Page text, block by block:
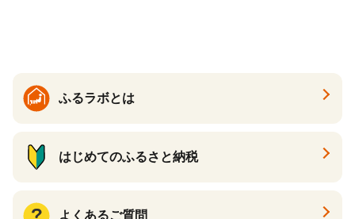
ふるラボとは
はじめてのふるさと納税
よくあるご質問